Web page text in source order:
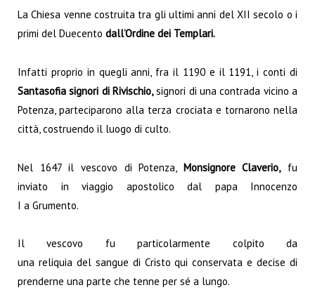
La Chiesa venne costruita tra gli ultimi anni del XII secolo o i
primi del Duecento dall’Ordine dei Templari.
Infatti proprio in quegli anni, fra il 1190e il 1191 , i conti di
Santasofia signori di Rivischio,signori di una contrada vicino a
Potenza, parteciparono alla terza crociata e tornarono nella
città, costruendo il luogo di culto.
Nel 1647 il vescovo di Potenza, Monsignore Claverio,fu
inviato in viaggio apostolico dal papa Innocenzo
I a Grumento.
Il vescovo fu particolarmente colpito da
una reliquiadel sangue di Cristo qui conservata e decise di
prenderne una parte che tenne per sé a lungo.